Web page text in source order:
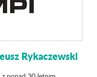
Rykaczewski